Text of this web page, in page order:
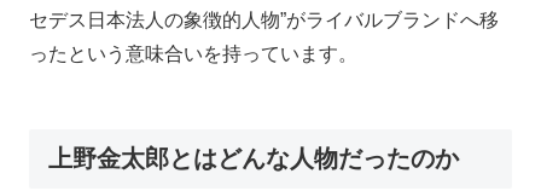
セデス日本法人の象徴的人物”がライバルブランドへ移
ったという意味合いを持っています。
上野金太郎とはどんな人物だったのか